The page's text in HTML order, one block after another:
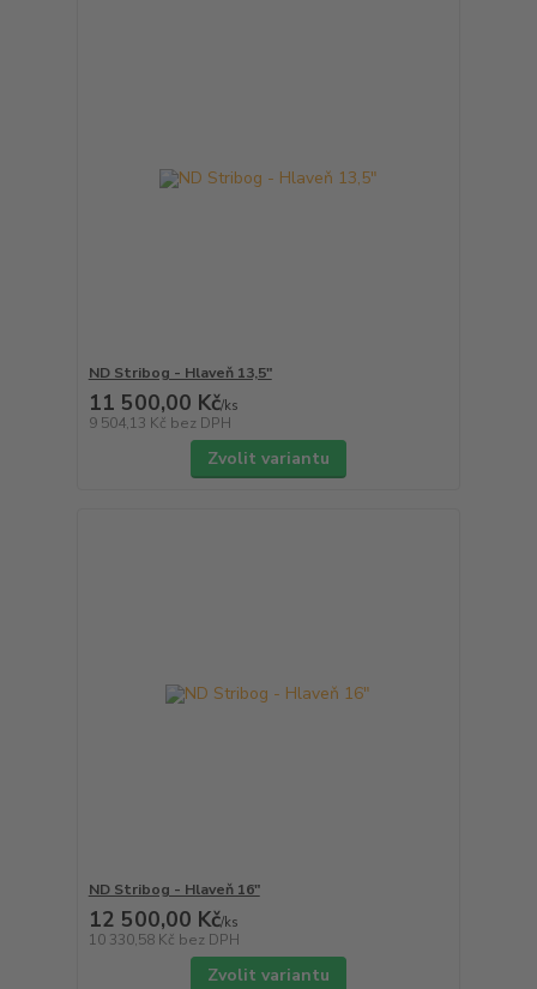
ND Stribog - Hlaveň 13,5"
11 500,00 Kč/ks
9 504,13 Kč bez DPH
Zvolit variantu
ND Stribog - Hlaveň 16"
12 500,00 Kč/ks
10 330,58 Kč bez DPH
Zvolit variantu